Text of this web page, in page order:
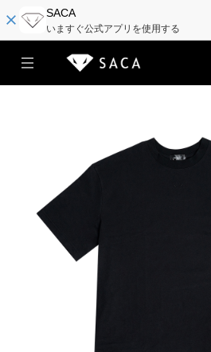
SACA
いますぐ公式アプリを使用する